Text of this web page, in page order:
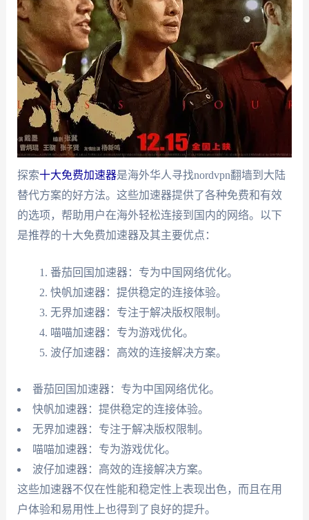
探索十大免费加速器是海外华人寻找nordvpn翻墙到大陆
替代方案的好方法。这些加速器提供了各种免费和有效
的选项，帮助用户在海外轻松连接到国内的网络。以下
是推荐的十大免费加速器及其主要优点：
番茄回国加速器：专为中国网络优化。
快帆加速器：提供稳定的连接体验。
无界加速器：专注于解决版权限制。
喵喵加速器：专为游戏优化。
波仔加速器：高效的连接解决方案。
番茄回国加速器：专为中国网络优化。
快帆加速器：提供稳定的连接体验。
无界加速器：专注于解决版权限制。
喵喵加速器：专为游戏优化。
波仔加速器：高效的连接解决方案。
这些加速器不仅在性能和稳定性上表现出色，而且在用
户体验和易用性上也得到了良好的提升。